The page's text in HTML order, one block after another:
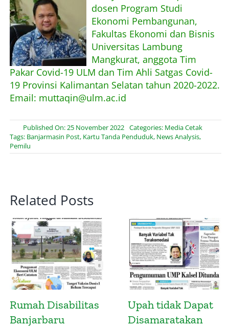
dosen Program Studi
Ekonomi Pembangunan,
Fakultas Ekonomi dan Bisnis
Universitas Lambung
Mangkurat, anggota Tim
Pakar Covid-19 ULM dan Tim Ahli Satgas Covid-
19 Provinsi Kalimantan Selatan tahun 2020-2022.
Email: muttaqin@ulm.ac.id
Published On: 25 November 2022 Categories: Media Cetak
Tags: Banjarmasin Post, Kartu Tanda Penduduk, News Analysis,
Pemilu
Related Posts
Perencanaan
Umroh Sesuaikan
Lato-Lato dan
Pesan untuk UMK